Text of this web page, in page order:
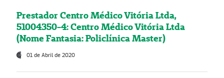
Prestador Centro Médico Vitória Ltda,
51004350-4: Centro Médico Vitória Ltda
(Nome Fantasia: Policlínica Master)
01 de Abril de 2020